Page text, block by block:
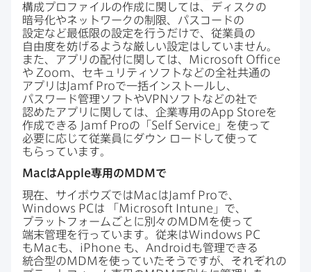
構成プロファイルの​作成に​関しては、​ディスクの​
暗号化や​ネットワークの​制限、​パスコードの​
設定など​最低限の​設定を​行うだけで、​従業員の​
自由度を​妨げるような​厳しい​設定は​していません。​
また、​アプリの​配付に​関しては、 Microsoft Office
や Zoom、​セキュリティソフトなどの​全社​共通の​
アプリは Jamf Proで​一括インストールし、​
パスワード管理ソフトやVPN ソフトなどの​社で​
認めた​アプリに​関しては、​企業専用のApp Storeを​
作成できる
Jamf Proの​「 Self Service 」を​使って​
必要に​応じて​従業員に​ダウン ロードして​使って​
もらっています。
MacはApple専用のMDMで
現在、​サイボウズではMacは Jamf Proで、
Windows PCは 「 Microsoft Intune 」で、​
プラットフォームごとに​別々のMDMを​使って​
端末管理を​行っています。​従来はWindows PC
もMacも、 iPhone も、 Android も​管理できる​
統合型のMDMを​使っていた​そうですが、​それぞれの​